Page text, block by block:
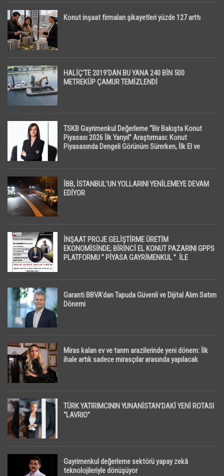
Konut inşaat firmaları şikayetleri yüzde 127 arttı
HALİÇ’TE 2019’DAN BU YANA 240 BİN 500
METREKÜP ÇAMUR TEMİZLENDİ
TSKB Gayrimenkul Değerleme “Bir Bakışta Konut
Piyasası 2026 İlk Yarıyıl” Araştırması: Konut
Piyasasında Dengeli Görünüm Sürerken, İlk El ve
İBB, İSTANBUL’UN YOLLARINI YENİLEMEYE DEVAM
EDİYOR
İNŞAAT PROJE GELİŞTİRME ÜRETİM
EKONOMİSİNDE; BİRİNCİ EL KONUT PAZARINI GPPS
PLATFORMU ” PİYASA GAYRİMENKUL ” İLE
Garanti BBVA’dan Tapuda Güvenli ve Dijital Alım Satım
Dönemi
Miras kalan ev ve tarım arazilerinde yeni dönem: İlk
ihale artık sadece mirasçılar arasında yapılacak
TÜRK YATIRIMCININ YUNANİSTAN’DAKİ YENİ ROTASI
“LAVRIO”
Gayrimenkul değerleme sektörü yapay zekâ
teknolojileriyle dönüşüyor